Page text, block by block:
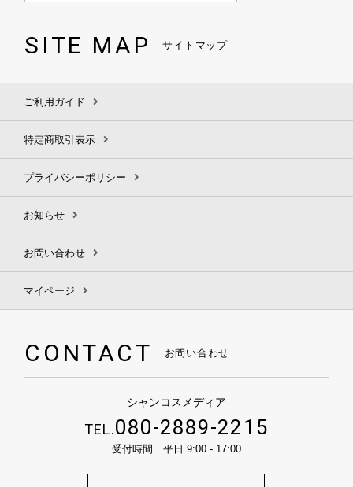
SITE MAP サイトマップ
ご利用ガイド
特定商取引表示
プライバシーポリシー
お知らせ
お問い合わせ
マイページ
CONTACT お問い合わせ
シャンコスメディア
TEL.080-2889-2215
受付時間 平日 9:00 - 17:00